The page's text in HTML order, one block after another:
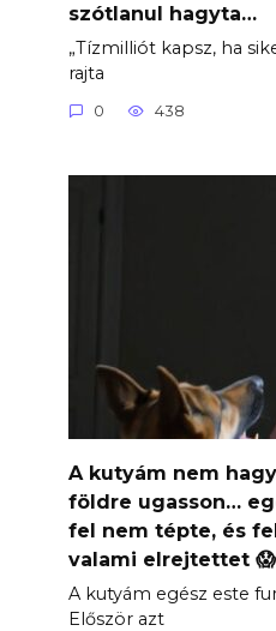
szótlanul hagyta…
„Tízmilliót kapsz, ha
rajta
0 438
A kutyám nem
földre ugasson…
fel nem tépte, és
valami elrejtettet
A kutyám egész este
Először azt